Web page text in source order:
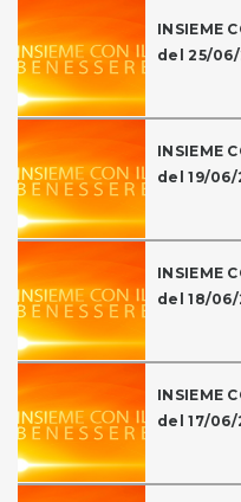
INSIEME
del 25/
INSIEME
del 19/06/
INSIEME
del 18/
INSIEME
del 17/06/